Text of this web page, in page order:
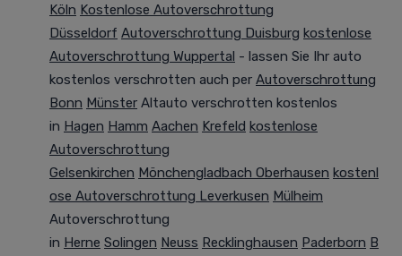
Köln Kostenlose Autoverschrottung
Düsseldorf Autoverschrottung Duisburg kostenlose
Autoverschrottung Wuppertal - lassen Sie Ihr auto
kostenlos verschrotten auch per Autoverschrottung
Bonn Münster Altauto verschrotten kostenlos
in Hagen Hamm Aachen Krefeld kostenlose
Autoverschrottung
Gelsenkirchen Mönchengladbach Oberhausen kostenl
ose Autoverschrottung Leverkusen Mülheim
Autoverschrottung
in Herne Solingen Neuss Recklinghausen Paderborn B